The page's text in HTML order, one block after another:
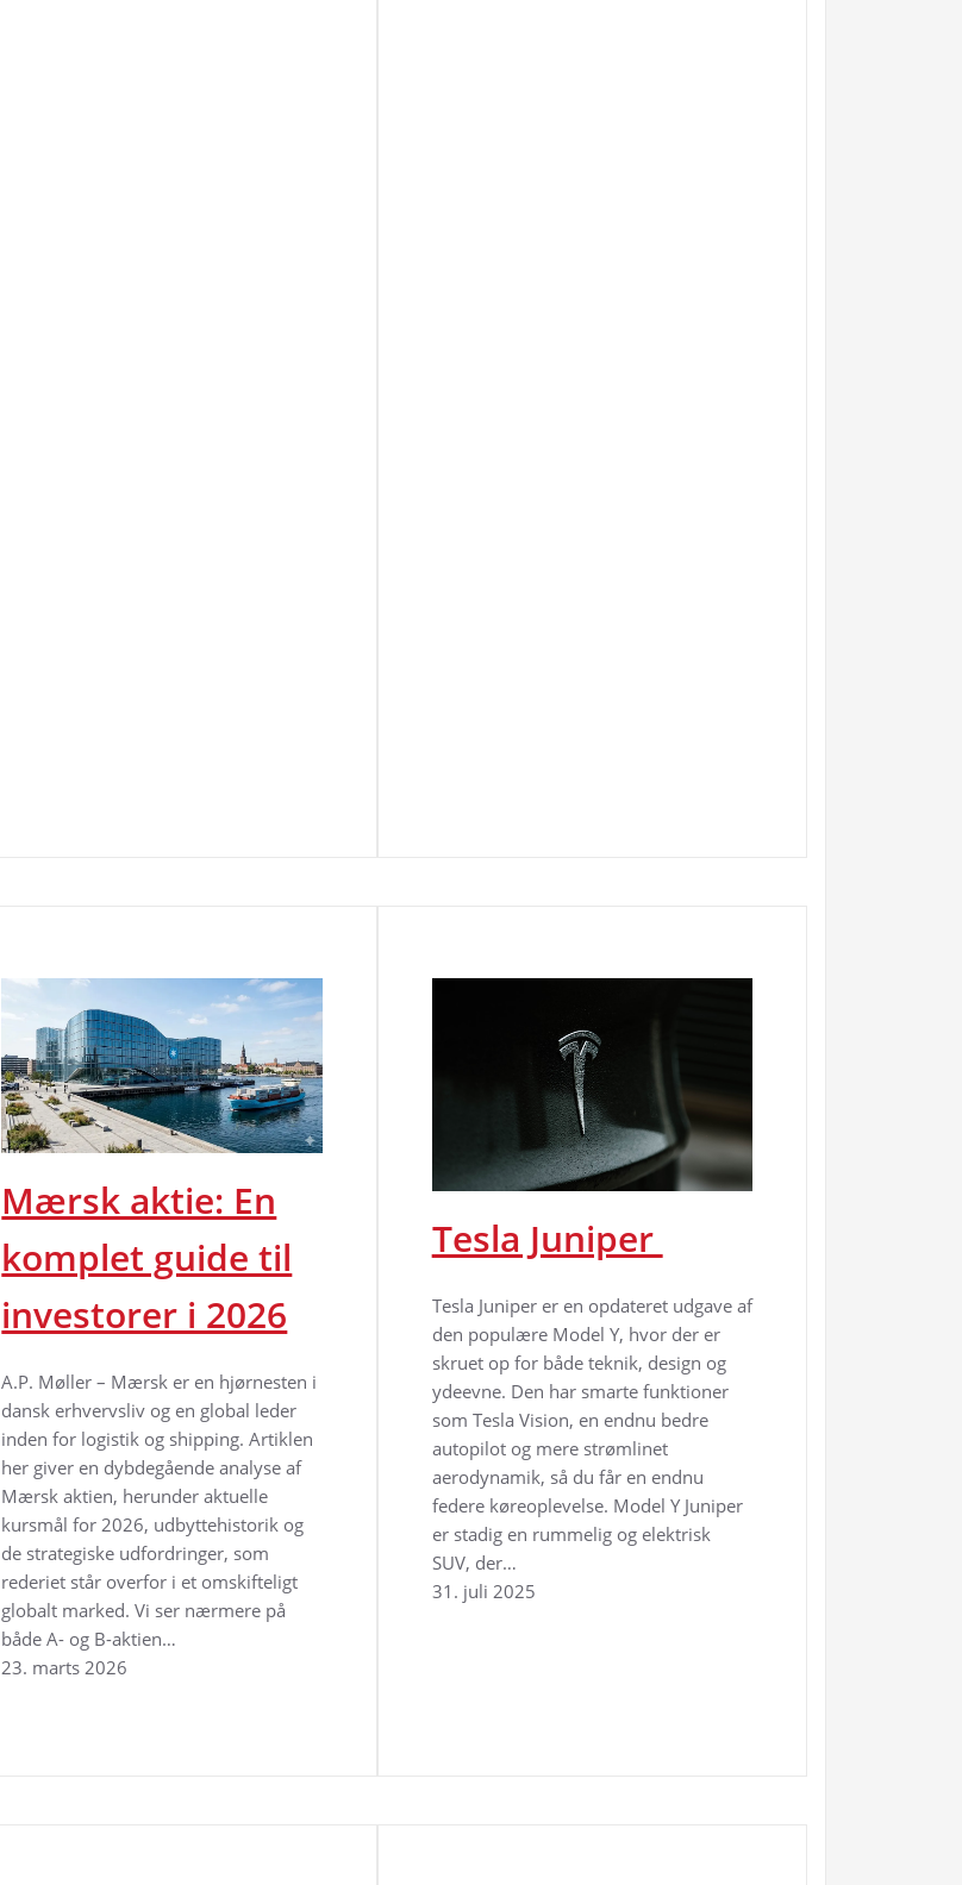
Mærsk aktie: En
komplet guide til
investorer i 2026
A.P. Møller – Mærsk er en hjørnesten i
dansk erhvervsliv og en global leder
inden for logistik og shipping. Artiklen
her giver en dybdegående analyse af
Mærsk aktien, herunder aktuelle
kursmål for 2026, udbyttehistorik og
de strategiske udfordringer, som
rederiet står overfor i et omskifteligt
globalt marked. Vi ser nærmere på
både A- og B-aktien…
23. marts 2026
Tesla Juniper
Tesla Juniper er en opdateret udgave af
den populære Model Y, hvor der er
skruet op for både teknik, design og
ydeevne. Den har smarte funktioner
som Tesla Vision, en endnu bedre
autopilot og mere strømlinet
aerodynamik, så du får en endnu
federe køreoplevelse. Model Y Juniper
er stadig en rummelig og elektrisk
SUV, der…
31. juli 2025